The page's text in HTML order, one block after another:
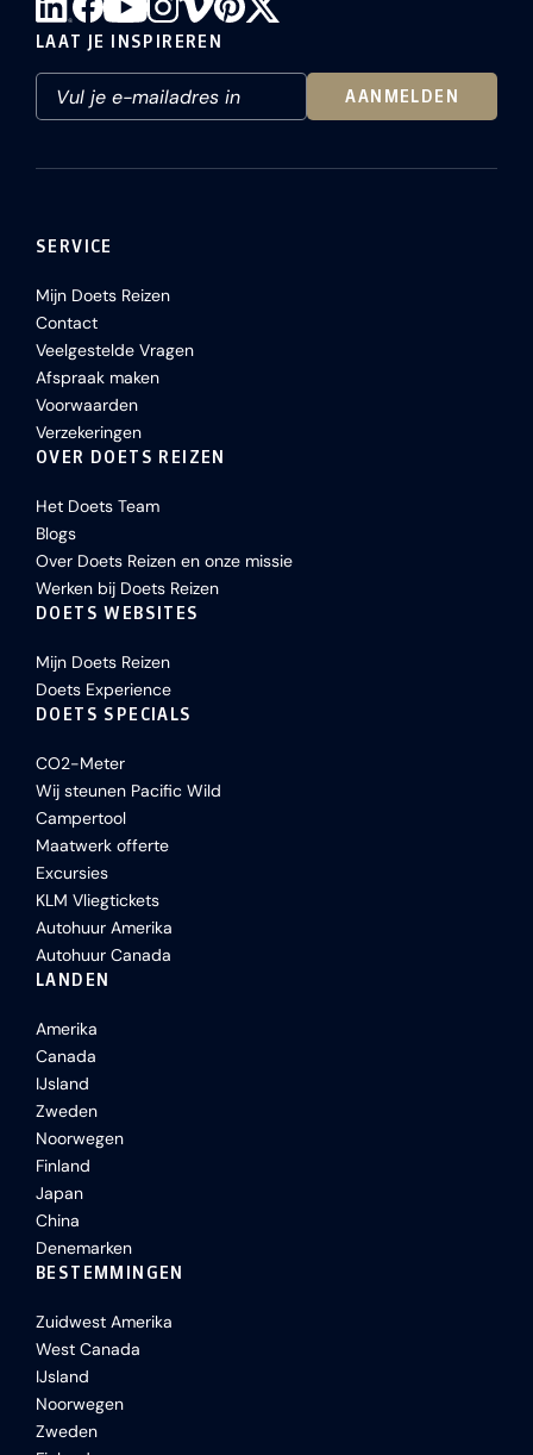
LAAT JE INSPIREREN
AANMELDEN
SERVICE
Mijn Doets Reizen
Contact
Veelgestelde Vragen
Afspraak maken
Voorwaarden
Verzekeringen
OVER DOETS REIZEN
Het Doets Team
Blogs
Over Doets Reizen en onze missie
Werken bij Doets Reizen
DOETS WEBSITES
Mijn Doets Reizen
Doets Experience
DOETS SPECIALS
CO2-Meter
Wij steunen Pacific Wild
Campertool
Maatwerk offerte
Excursies
KLM Vliegtickets
Autohuur Amerika
Autohuur Canada
LANDEN
Amerika
Canada
IJsland
Zweden
Noorwegen
Finland
Japan
China
Denemarken
BESTEMMINGEN
Zuidwest Amerika
West Canada
IJsland
Noorwegen
Zweden